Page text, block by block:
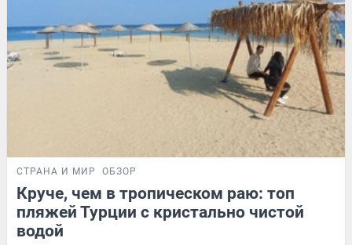
СТРАНА И МИР ОБЗОР
Круче, чем в тропическом раю: топ
пляжей Турции с кристально чистой
водой